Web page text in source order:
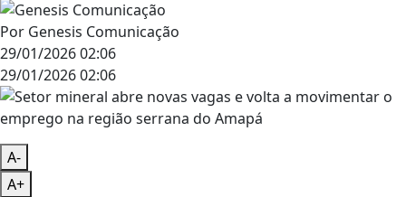
Por Genesis Comunicação
29/01/2026 02:06
29/01/2026 02:06
A-
A+